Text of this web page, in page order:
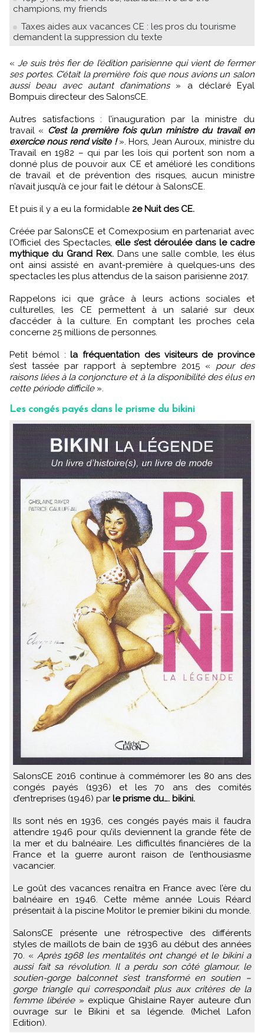
champions, my friends
Taxes aides aux vacances CE : les pros du tourisme
demandent la suppression du texte
«Je suis très fier de l’édition parisienne qui vient de fermer
ses portes. C’était la première fois que nous avions un salon
aussi beau avec autant d’animations» a déclaré Eyal
Bompuis directeur des SalonsCE.
Autres satisfactions : l’inauguration par la ministre du
travail « C’est la première fois qu’un ministre du travail en
exercice nous rend visite !». Hors, Jean Auroux, ministre du
Travail en 1982 – qui par les lois qui portent son nom a
donné plus de pouvoir aux CE et amélioré les conditions
de travail et de prévention des risques, aucun ministre
n’avait jusqu’à ce jour fait le détour à SalonsCE.
Et puis il y a eu la formidable 2e Nuit des CE.
Créée par SalonsCE et Comexposium en partenariat avec
l’Officiel des Spectacles, elle s’est déroulée dans le cadre
mythique du Grand Rex. Dans une salle comble, les élus
ont ainsi assisté en avant-première à quelques-uns des
spectacles les plus attendus de la saison parisienne 2017.
Rappelons ici que grâce à leurs actions sociales et
culturelles, les CE permettent à un salarié sur deux
d’accéder à la culture. En comptant les proches cela
concerne 25 millions de personnes.
Petit bémol :la fréquentation des visiteurs de province
s’est tassée par rapport à septembre 2015 « pour des
raisons liées à la conjoncture et à la disponibilité des élus en
cette période difficile».
Les congés payés dans le prisme du bikini
SalonsCE 2016 continue à commémorer les 80 ans des
congés payés (1936) et les 70 ans des comités
d’entreprises (1946) par le prisme du…. bikini.
Ils sont nés en 1936, ces congés payés mais il faudra
attendre 1946 pour qu’ils deviennent la grande fête de
la mer et du balnéaire. Les difficultés financières de la
France et la guerre auront raison de l’enthousiasme
vacancier.
Le goût des vacances renaîtra en France avec l’ère du
balnéaire en 1946. Cette même année Louis Réard
présentait à la piscine Molitor le premier bikini du monde.
SalonsCE présente une rétrospective des différents
styles de maillots de bain de 1936 au début des années
70. « Après 1968 les mentalités ont changé et le bikini a
aussi fait sa révolution. Il a perdu son côté glamour, le
soutien-gorge balconnet s’est transformé en soutien –
gorge triangle qui correspondait plus aux critères de la
femme libérée » explique Ghislaine Rayer auteure d’un
ouvrage sur le Bikini et sa légende. (Michel Lafon
Edition).